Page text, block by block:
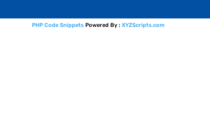
PHP Code Snippets Powered By : XYZScripts.com